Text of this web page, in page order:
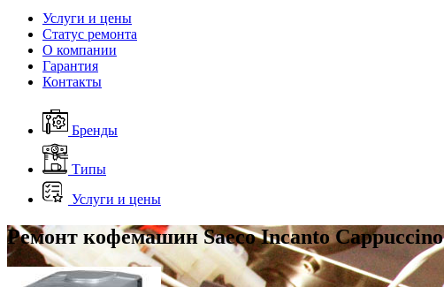
Услуги и цены
Статус ремонта
О компании
Гарантия
Контакты
Бренды
Типы
Услуги и цены
Ремонт кофемашин Saeco Incanto Cappuccino